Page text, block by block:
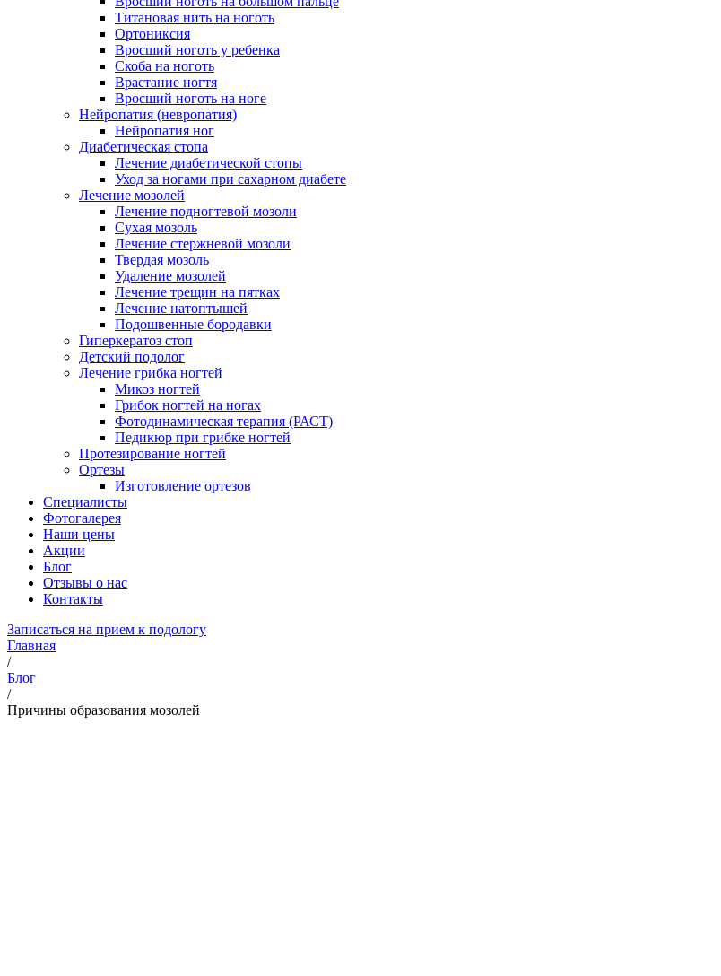
Титановая нить на ноготь
Ортониксия
Вросший ноготь у ребенка
Скоба на ноготь
Врастание ногтя
Вросший ноготь на ноге
Нейропатия (невропатия)
Нейропатия ног
Диабетическая стопа
Лечение диабетической стопы
Уход за ногами при сахарном диабете
Лечение мозолей
Лечение подногтевой мозоли
Сухая мозоль
Лечение стержневой мозоли
Твердая мозоль
Удаление мозолей
Лечение трещин на пятках
Лечение натоптышей
Подошвенные бородавки
Гиперкератоз стоп
Детский подолог
Лечение грибка ногтей
Микоз ногтей
Грибок ногтей на ногах
Фотодинамическая терапия (РАСТ)
Педикюр при грибке ногтей
Протезирование ногтей
Ортезы
Изготовление ортезов
Специалисты
Фотогалерея
Наши цены
Акции
Блог
Отзывы о нас
Контакты
Записаться на прием к подологу
Главная
/
Блог
/
Причины образования мозолей